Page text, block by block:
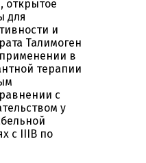
открытое
для
и
Талимоген
в
терапии
с
у
с IIIB по